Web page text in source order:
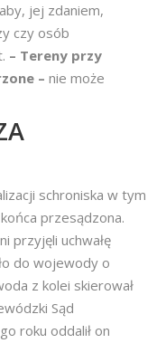
jej zdaniem,
czy osób
– Tereny przy
– nie może
schroniska w tym
przesądzona.
przyjęli uchwałę
do wojewody o
z kolei skierował
Sąd
roku oddalił on